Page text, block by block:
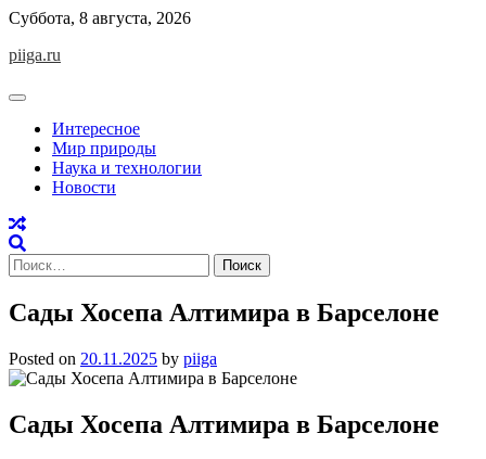
Skip
content
Суббота, 8 августа, 2026
piiga.ru
Интересное
Мир природы
Наука и технологии
Новости
Найти:
Сады Хосепа Алтимира в Барселоне
Posted on 20.11.2025 by piiga
Сады Хосепа Алтимира в Барселоне